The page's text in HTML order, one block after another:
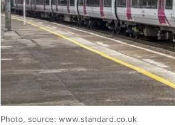
Photo, source: www.standard.co.uk